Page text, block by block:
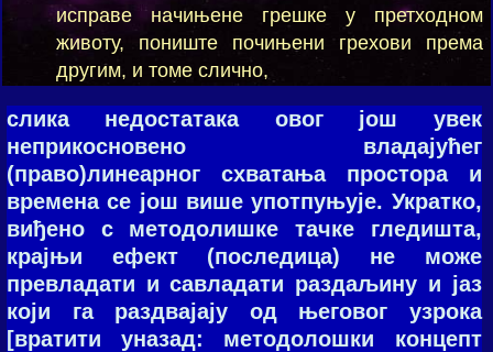
исправе начињене грешке у претходном
животу, пониште почињени грехови према
другим, и томе слично,
слика недостатака овог још увек
неприкосновено владајућег
(право)линеарног схватања простора и
времена се још више употпуњује. Укратко,
виђено с методолишке тачке гледишта,
крајњи ефект (последица) не може
превладати и савладати раздаљину и јаз
који га раздвајају од његовог узрока
[вратити уназад: методолошки концепт